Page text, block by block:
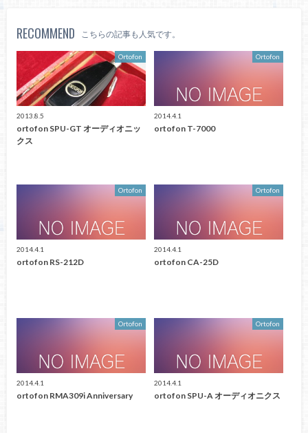
RECOMMEND こちらの記事も人気です。
Ortofon
2013.8.5
ortofon SPU-GT オーディオニッ
クス
Ortofon
2014.4.1
ortofon T-7000
Ortofon
2014.4.1
ortofon RS-212D
Ortofon
2014.4.1
ortofon CA-25D
Ortofon
2014.4.1
ortofon RMA309i Anniversary
Ortofon
2014.4.1
ortofon SPU-A オーディオニクス